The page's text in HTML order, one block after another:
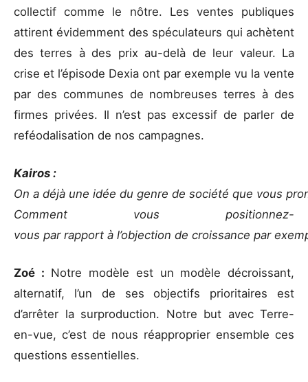
collectif comme le nôtre. Les ventes publiques
attirent évidemment des spéculateurs qui achètent
des terres à des prix au-delà de leur valeur. La
crise et l’épisode Dexia ont par exemple vu la vente
par des communes de nombreuses terres à des
firmes privées. Il n’est pas excessif de parler de
reféodalisation de nos campagnes.
Kairos :
On a déjà une idée du genre de société que vous
Comment vous positionnez-
vous par rapport à l’objection de croissance par
Zoé : Notre modèle est un modèle décroissant,
alternatif, l’un de ses objectifs prioritaires est
d’arrêter la surproduction. Notre but avec Terre-
en-vue, c’est de nous réapproprier ensemble ces
questions essentielles.